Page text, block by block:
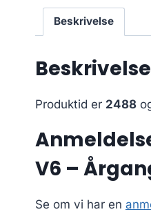
Beskrivelse
Beskrivelse
Produktid er 2488
V6 –
Se om vi har en